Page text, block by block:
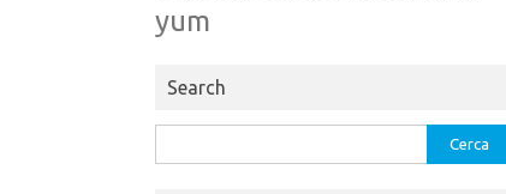
yum
Search
per: